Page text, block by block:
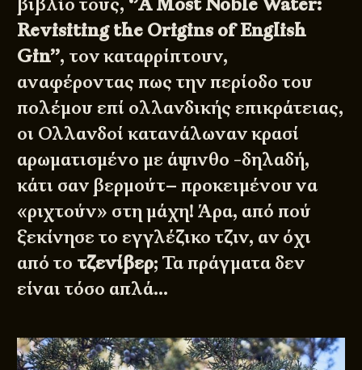
Revisiting the Origins of English
Gin’’, τον καταρρίπτουν,
αναφέροντας πως την περίοδο του
πολέμου επί ολλανδικής επικράτειας,
οι Ολλανδοί κατανάλωναν κρασί
αρωματισμένο με άψινθο -δηλαδή,
κάτι σαν βερμούτ– προκειμένου να
«ριχτούν» στη μάχη! Άρα, από πού
ξεκίνησε το εγγλέζικο τζιν, αν όχι
από το τζενίβερ; Τα πράγματα δεν
είναι τόσο απλά…